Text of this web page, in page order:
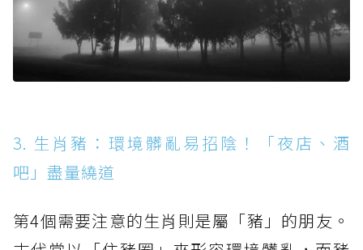
3. 生肖豬：環境髒亂易招陰！「夜店、酒
吧」盡量繞道
第4個需要注意的生肖則是屬「豬」的朋友。